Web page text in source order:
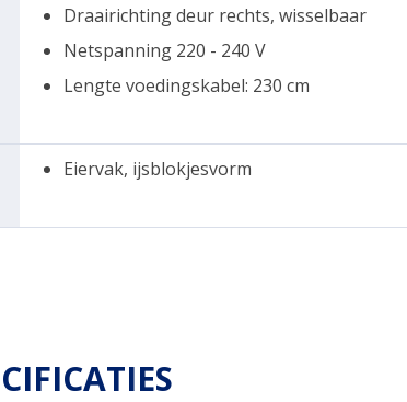
Draairichting deur rechts, wisselbaar
Netspanning 220 - 240 V
Lengte voedingskabel: 230 cm
Eiervak, ijsblokjesvorm